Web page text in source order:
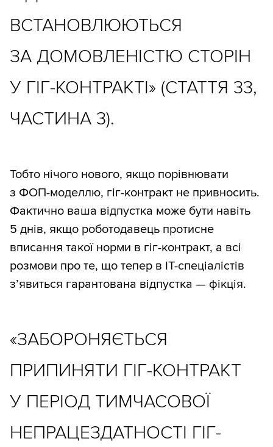
ВСТАНОВЛЮЮТЬСЯ
ЗА ДОМОВЛЕНІСТЮ СТОРІН
У ГІГ-КОНТРАКТІ» (СТАТТЯ 33,
ЧАСТИНА 3).
Тобто нічого нового, якщо порівнювати
з ФОП-моделлю, гіг-контракт не привносить.
Фактично ваша відпустка може бути навіть
5 днів, якщо роботодавець протисне
вписання такої норми в гіг-контракт, а всі
розмови про те, що тепер в IT-спеціалістів
з’явиться гарантована відпустка — фікція.
«ЗАБОРОНЯЄТЬСЯ
ПРИПИНЯТИ ГІГ-КОНТРАКТ
У ПЕРІОД ТИМЧАСОВОЇ
НЕПРАЦЕЗДАТНОСТІ ГІГ-